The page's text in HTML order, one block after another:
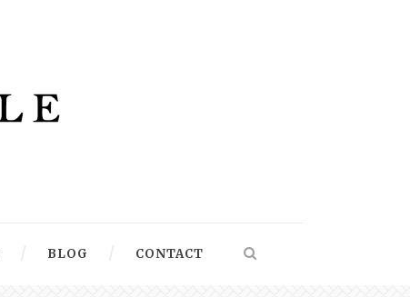
BLOG CONTACT